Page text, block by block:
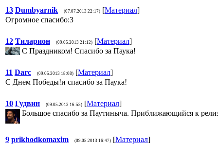
13 Dumbyarnik (07.07.2013 22:17) [Материал]
Огромное спасибо:3
12 Тиларион (09.05.2013 21:12) [Материал]
С Праздником! Спасибо за Паука!
11 Darc (09.05.2013 18:08) [Материал]
С Днем Победы!и спасибо за Паука!
10 Гудвин (09.05.2013 16:55) [Материал]
Большое спасибо за Паутиныча. Приближающийся к
9 prikhodkomaxim (09.05.2013 16:47) [Материал]